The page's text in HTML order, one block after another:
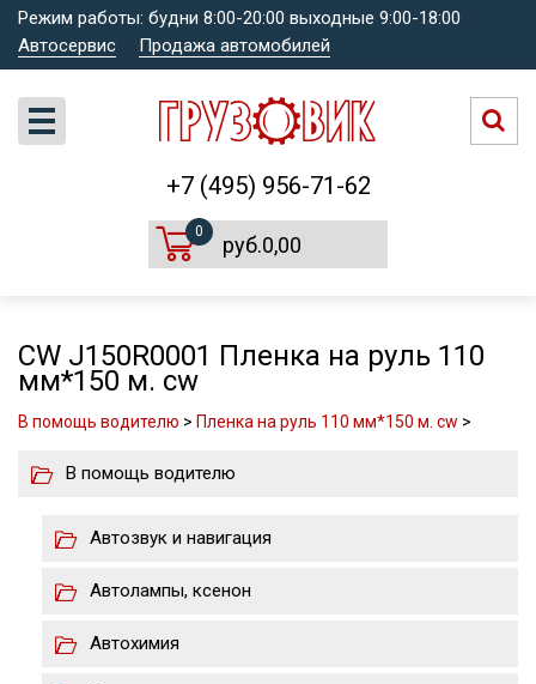
Режим работы: будни 8:00-20:00 выходные 9:00-18:00
Автосервис
Продажа автомобилей
+7 (495) 956-71-62
0
руб.0,00
CW J150R0001 Пленка на руль 110
мм*150 м. сw
В помощь водителю > Пленка на руль 110 мм*150 м. сw >
В помощь водителю
Автозвук и навигация
Автолампы, ксенон
Автохимия